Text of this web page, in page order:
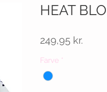
HEAT
249,95 kr.
Farve *